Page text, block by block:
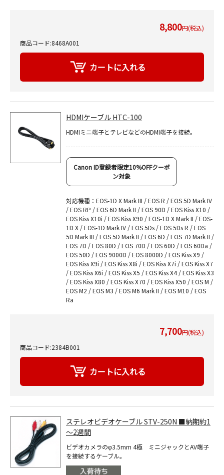
8,800円(税込)
商品コード:8468A001
HDMIケーブル HTC-100
HDMIミニ端子とテレビなどのHDMI端子を接続。
Canon ID登録者限定10%OFFクーポ
ン対象
対応機種：EOS-1D X Mark III / EOS R / EOS 5D Mark IV
/ EOS RP / EOS 6D Mark II / EOS 90D / EOS Kiss X10 /
EOS Kiss X10i / EOS Kiss X90 / EOS-1D X Mark II / EOS-
1D X / EOS-1D Mark IV / EOS 5Ds / EOS 5Ds R / EOS
5D Mark III / EOS 5D Mark II / EOS 6D / EOS 7D Mark II /
EOS 7D / EOS 80D / EOS 70D / EOS 60D / EOS 60Da /
EOS 50D / EOS 9000D / EOS 8000D / EOS Kiss X9 /
EOS Kiss X9i / EOS Kiss X8i / EOS Kiss X7i / EOS Kiss X7
/ EOS Kiss X6i / EOS Kiss X5 / EOS Kiss X4 / EOS Kiss X3
/ EOS Kiss X80 / EOS Kiss X70 / EOS Kiss X50 / EOS M /
EOS M2 / EOS M3 / EOS M6 Mark II / EOS M10 / EOS
Ra
7,700円(税込)
商品コード:2384B001
ステレオビデオケーブル STV-250N ■納期約1
～2週間
ビデオカメラのφ3.5mm 4極 ミニジャックとAV端子
を接続するケーブル。